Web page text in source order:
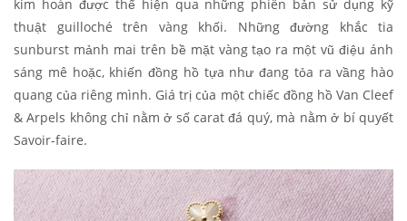
kim hoàn được thể hiện qua những phiên bản sử dụng kỹ
thuật guilloché trên vàng khối. Những đường khắc tia
sunburst mảnh mai trên bề mặt vàng tạo ra một vũ điệu ánh
sáng mê hoặc, khiến đồng hồ tựa như đang tỏa ra vầng hào
quang của riêng mình. Giá trị của một chiếc đồng hồ Van Cleef
& Arpels không chỉ nằm ở số carat đá quý, mà nằm ở bí quyết
Savoir-faire.